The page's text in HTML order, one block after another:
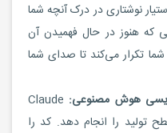
نوشتاری در درک آنچه شما
که هنوز در حال فهمیدن آن
تکرار می‌کند تا صدای شما
هوش مصنوعی: Claude
تولید را انجام دهد. کد را